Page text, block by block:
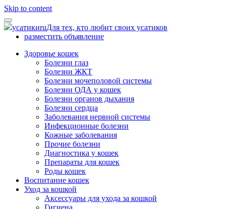
Skip to content
усатикиruДля тех, кто любит своих усатиков
разместить объявление
Здоровье кошек
Болезни глаз
Болезни ЖКТ
Болезни мочеполовой системы
Болезни ОДА у кошек
Болезни органов дыхания
Болезни сердца
Заболевания нервной системы
Инфекционные болезни
Кожные заболевания
Прочие болезни
Диагностика у кошек
Препараты для кошек
Роды кошек
Воспитание кошек
Уход за кошкой
Аксессуары для ухода за кошкой
Гигиена